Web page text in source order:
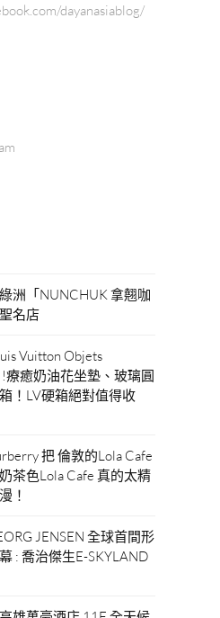
dayanasiablog/
洲「NUNCHUK 拿翹咖
名店
Vuitton Objets
!療癒奶油花坐墊、玻璃圓
！LV硬箱絕對值得收
把 倫敦的Lola Cafe
茶色Lola Cafe 真的太精
！
JENSEN 全球首間形
: 喬治傑生E-SKYLAND